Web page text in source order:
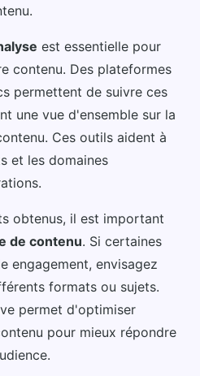
est essentielle pour
contenu. Des plateformes
permettent de suivre ces
une vue d'ensemble sur la
Ces outils aident à
et les domaines
obtenus, il est important
de contenu. Si certaines
engagement, envisagez
formats ou sujets.
permet d'optimiser
pour mieux répondre